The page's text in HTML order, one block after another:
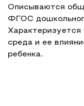
Описываются
ФГОС
Характеризуется
среда и ее
ребенка.